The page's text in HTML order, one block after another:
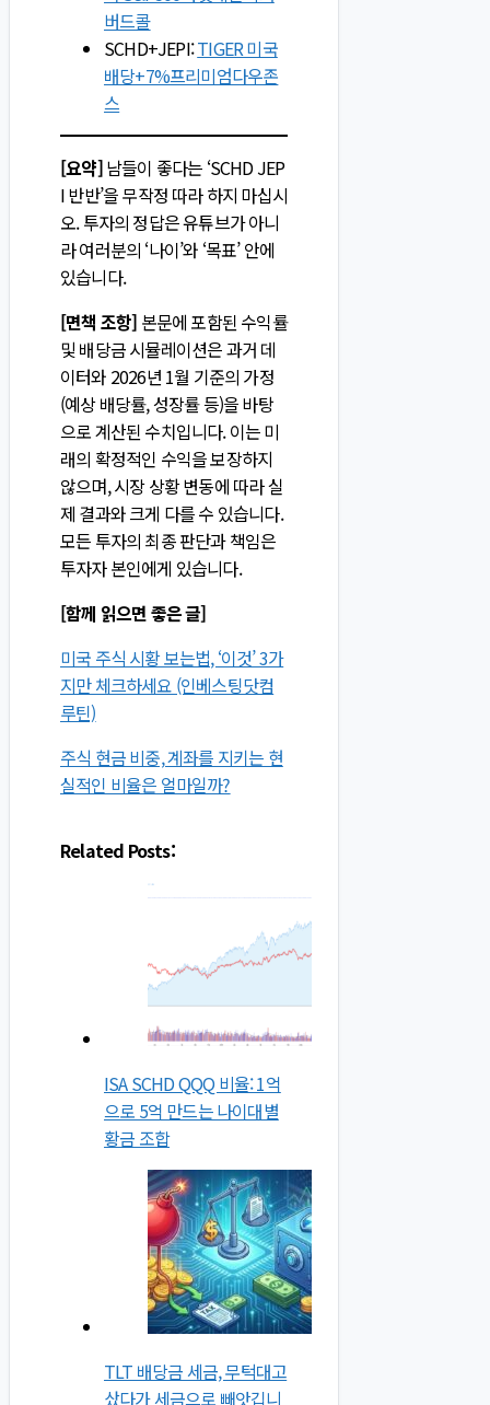
버드콜
SCHD+JEPI:TIGER 미국
배당+7%프리미엄다우존
스
[요약]남들이 좋다는 ‘SCHD JEP
I 반반’을 무작정 따라 하지 마십시
오. 투자의 정답은 유튜브가 아니
라 여러분의 ‘나이’와 ‘목표’ 안에
있습니다.
[면책 조항] 본문에 포함된 수익률
및 배당금 시뮬레이션은 과거 데
이터와 2026년 1월 기준의 가정
(예상 배당률, 성장률 등)을 바탕
으로 계산된 수치입니다. 이는 미
래의 확정적인 수익을 보장하지
않으며, 시장 상황 변동에 따라 실
제 결과와 크게 다를 수 있습니다.
모든 투자의 최종 판단과 책임은
투자자 본인에게 있습니다.
[함께 읽으면 좋은 글]
미국 주식 시황 보는법, ‘이것’ 3가
지만 체크하세요 (인베스팅닷컴
루틴)
주식 현금 비중, 계좌를 지키는 현
실적인 비율은 얼마일까?
Related Posts:
ISA SCHD QQQ 비율: 1억
으로 5억 만드는 나이대별
황금 조합
TLT 배당금 세금, 무턱대고
샀다가 세금으로 빼앗깁니